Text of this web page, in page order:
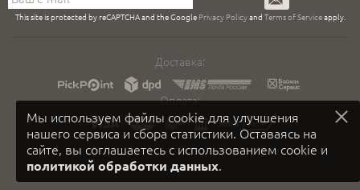
Мы используем файлы cookie для улучшения
нашего сервиса и сбора статистики. Оставаясь на
сайте, вы соглашаетесь с использованием cookie и
политикой обработки данных.
This site is protected by reCAPTCHA and the Google Privacy Policyand Terms of Serviceapply.
Доставка:
Оплата: